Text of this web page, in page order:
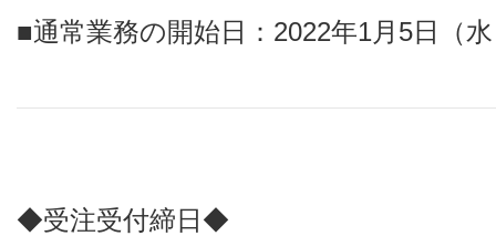
■通常業務の開始日：2022年1月5日（
◆受注受付締日◆